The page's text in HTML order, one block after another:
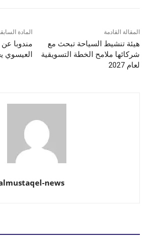
المادة
مندوبا
العيسوي
المقالة القادمة
هيئة تنشيط السياحة تبحث مع
شركائها ملامح الخطة التسويقية
لعام 2027
news